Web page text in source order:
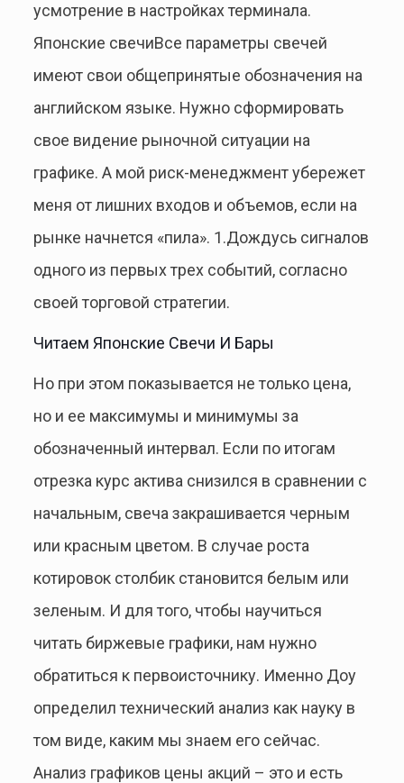
усмотрение в настройках терминала.
Японские свечиВсе параметры свечей
имеют свои общепринятые обозначения на
английском языке. Нужно сформировать
свое видение рыночной ситуации на
графике. А мой риск-менеджмент убережет
меня от лишних входов и объемов, если на
рынке начнется «пила». 1.Дождусь сигналов
одного из первых трех событий, согласно
своей торговой стратегии.
Читаем Японские Свечи И Бары
Но при этом показывается не только цена,
но и ее максимумы и минимумы за
обозначенный интервал. Если по итогам
отрезка курс актива снизился в сравнении с
начальным, свеча закрашивается черным
или красным цветом. В случае роста
котировок столбик становится белым или
зеленым. И для того, чтобы научиться
читать биржевые графики, нам нужно
обратиться к первоисточнику. Именно Доу
определил технический анализ как науку в
том виде, каким мы знаем его сейчас.
Анализ графиков цены акций – это и есть